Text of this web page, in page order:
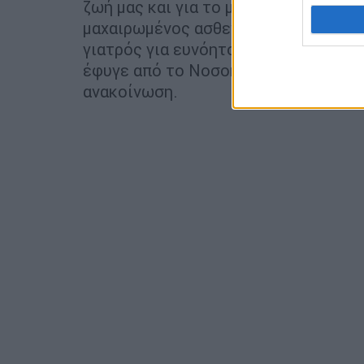
ζωή μας και για το μόνο που
μαχαιρωμένος ασθενής νοσηλεύεται
γιατρός για ευνόητους λόγους
έφυγε από το Νοσοκομείο. Πού
ανακοίνωση.